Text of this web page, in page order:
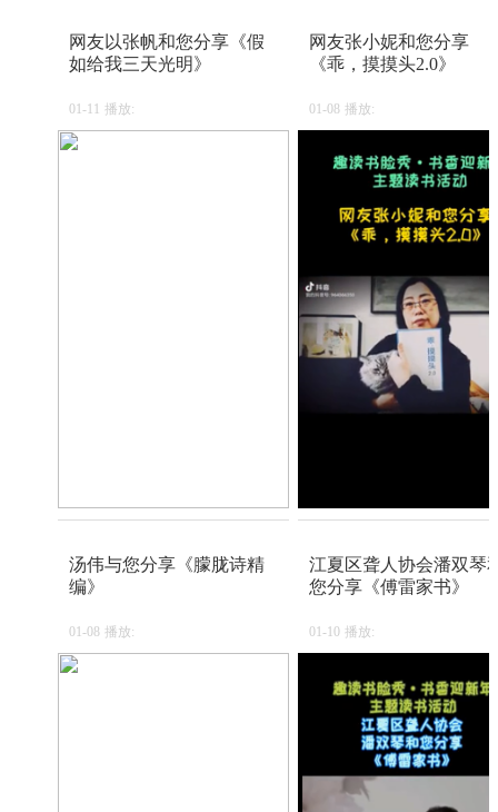
网友以张帆和您分享《假
如给我三天光明》
01-11 播放:
网友张小妮和您分享
《乖，摸摸头2.0》
01-08 播放:
汤伟与您分享《朦胧诗精
编》
01-08 播放:
江夏区聋人协会潘双琴
您分享《傅雷家书》
01-10 播放: